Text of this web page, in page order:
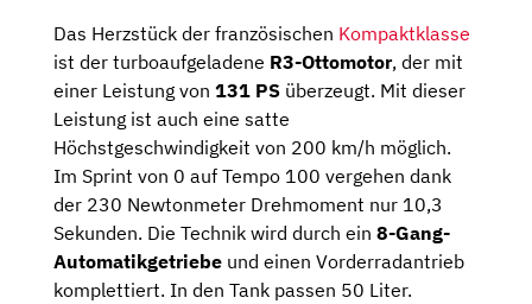
Das Herzstück der französischen Kompaktklasse
ist der turboaufgeladene R3-Ottomotor, der mit
einer Leistung von 131 PS überzeugt. Mit dieser
Leistung ist auch eine satte
Höchstgeschwindigkeit von 200 km/h möglich.
Im Sprint von 0 auf Tempo 100 vergehen dank
der 230 Newtonmeter Drehmoment nur 10,3
Sekunden. Die Technik wird durch ein 8-Gang-
Automatikgetriebe und einen Vorderradantrieb
komplettiert. In den Tank passen 50 Liter.